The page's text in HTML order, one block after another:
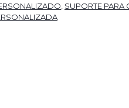
SUPORTE PARA